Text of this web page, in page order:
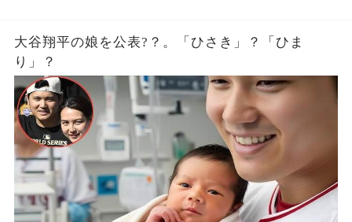
大谷翔平の娘を公表?？。「ひさき」？「ひま
り」？